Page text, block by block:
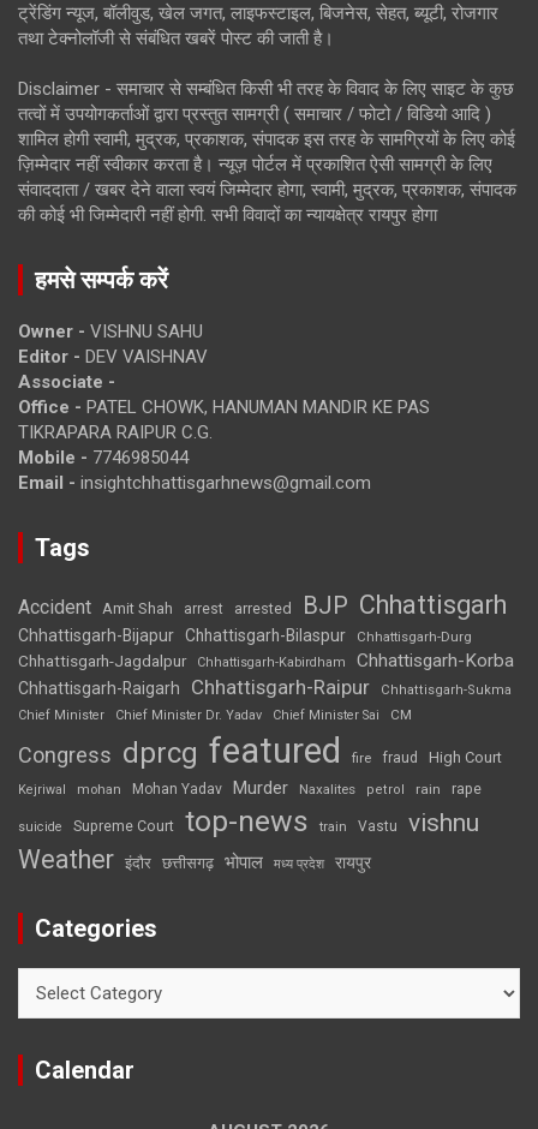
ट्रेंडिंग न्यूज, बॉलीवुड, खेल जगत, लाइफस्टाइल, बिजनेस, सेहत, ब्यूटी, रोजगार
तथा टेक्नोलॉजी से संबंधित खबरें पोस्ट की जाती है।
Disclaimer - समाचार से सम्बंधित किसी भी तरह के विवाद के लिए साइट के कुछ
तत्वों में उपयोगकर्ताओं द्वारा प्रस्तुत सामग्री ( समाचार / फोटो / विडियो आदि )
शामिल होगी स्वामी, मुद्रक, प्रकाशक, संपादक इस तरह के सामग्रियों के लिए कोई
ज़िम्मेदार नहीं स्वीकार करता है। न्यूज़ पोर्टल में प्रकाशित ऐसी सामग्री के लिए
संवाददाता / खबर देने वाला स्वयं जिम्मेदार होगा, स्वामी, मुद्रक, प्रकाशक, संपादक
की कोई भी जिम्मेदारी नहीं होगी. सभी विवादों का न्यायक्षेत्र रायपुर होगा
हमसे सम्पर्क करें
Owner - VISHNU SAHU
Editor - DEV VAISHNAV
Associate -
Office - PATEL CHOWK, HANUMAN MANDIR KE PAS
TIKRAPARA RAIPUR C.G.
Mobile - 7746985044
Email - insightchhattisgarhnews@gmail.com
Tags
Accident Amit Shah arrest arrested BJP Chhattisgarh
Chhattisgarh-Bijapur Chhattisgarh-Bilaspur Chhattisgarh-Durg
Chhattisgarh-Jagdalpur Chhattisgarh-Kabirdham Chhattisgarh-Korba
Chhattisgarh-Raigarh Chhattisgarh-Raipur
Chhattisgarh-Sukma
Chief Minister
Chief Minister Dr. Yadav Chief Minister Sai CM
Congress dprcg featured fire fraud High Court
Kejriwal mohan Mohan Yadav Murder Naxalites petrol rain rape
suicide Supreme Court top-news train Vastu vishnu
Weather इंदौर छत्तीसगढ़ भोपाल मध्य प्रदेश रायपुर
Categories
Calendar